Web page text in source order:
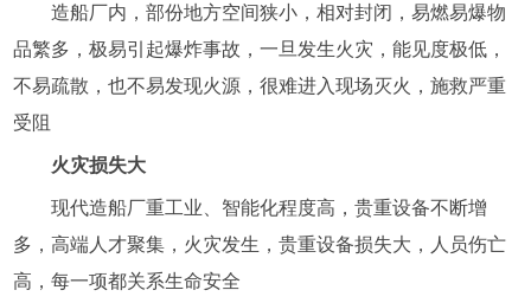
造船厂内，部份地方空间狭小，相对封闭，易燃易爆物
品繁多，极易引起爆炸事故，一旦发生火灾，能见度极低，
不易疏散，也不易发现火源，很难进入现场灭火，施救严重
受阻
火灾损失大
现代造船厂重工业、智能化程度高，贵重设备不断增
多，高端人才聚集，火灾发生，贵重设备损失大，人员伤亡
高，每一项都关系生命安全